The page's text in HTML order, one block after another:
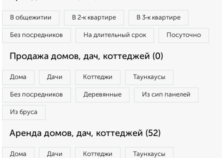
В общежитии В 2‑к квартире В 3‑к квартире
Без посредников На длительный срок Посуточно
Продажа домов, дач, коттеджей (0)
Дома Дачи Коттеджи Таунхаусы
Без посредников Деревянные Из сип панелей
Из бруса
Аренда домов, дач, коттеджей (52)
Дома Дачи Коттеджи Таунхаусы